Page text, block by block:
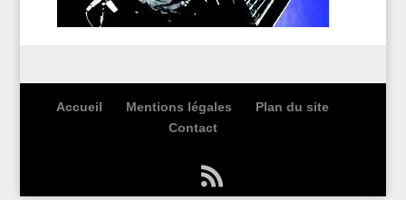
Accueil Mentions légales
Plan du site
Contact